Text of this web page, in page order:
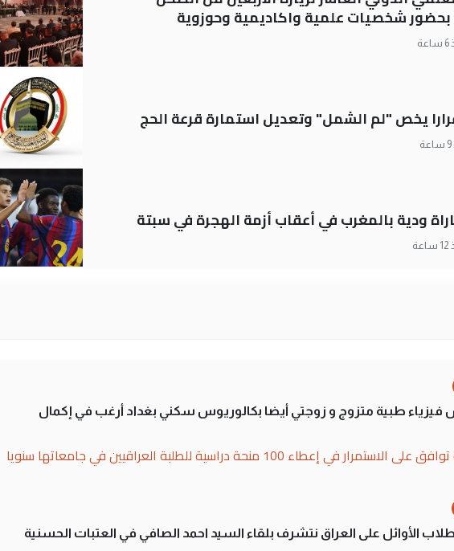
شخصيات علمية واكاديمية وحوزوية
يخص "لم الشمل" وتعديل استمارة قرعة الحج
ودية بالمغرب في أعقاب أزمة الهجرة في سبتة
فيزياء طبية متزوج و زوجتي أيضا بكالوريوس سكني بغداد أرغب في إكمال
في إعطاء 100 منحة دراسية للطلبة العراقيين في جامعاتها سنويا
الأوائل على العراق نتشرف بلقاء السيد احمد الصافي في العتبات الحسنية